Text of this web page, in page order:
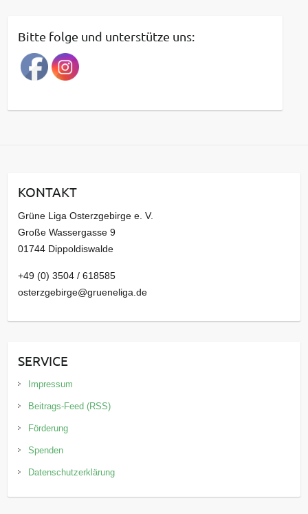
r
a
g
a
v
Bitte folge und unterstütze uns:
KONTAKT
Grüne Liga Osterzgebirge e. V.
Große Wassergasse 9
01744 Dippoldiswalde
+49 (0) 3504 / 618585
osterzgebirge@grueneliga.de
SERVICE
Impressum
Beitrags-Feed (RSS)
Förderung
Spenden
Datenschutzerklärung